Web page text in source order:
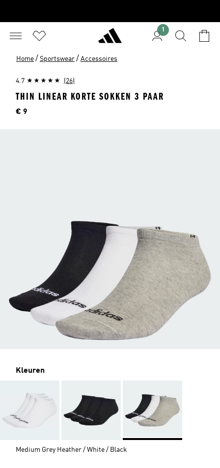
1
Home / Sportswear / Accessoires
4.7 (26)
THIN LINEAR KORTE SOKKEN 3 PAAR
Prijs
€ 9
Kleuren
Medium Grey Heather / White / Black